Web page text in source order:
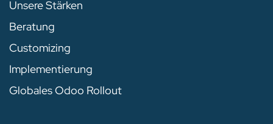
Unsere Stärken
Beratung
Customizing
Implementierung
Globales Odoo Rollout